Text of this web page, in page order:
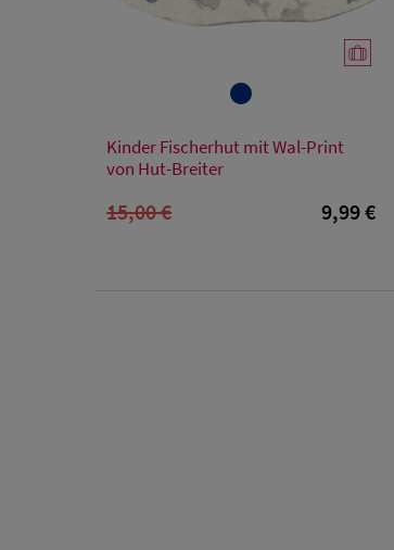
Einheitsgröße
Kinder Fischerhut mit Wal-Print
von Hut-Breiter
15,00 € 9,99 €